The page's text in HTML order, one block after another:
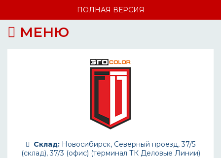
ПОЛНАЯ ВЕРСИЯ
МЕНЮ
Склад: Новосибирск, Северный проезд, 37/5
(склад), 37/3 (офис) (терминал ТК Деловые Линии)